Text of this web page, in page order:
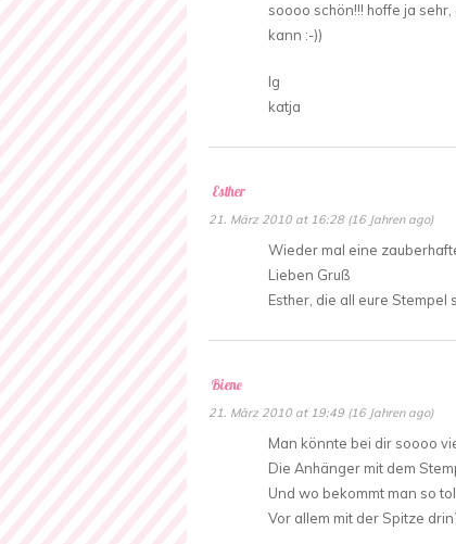
soooo schön!!! hoffe ja
kann :-))
lg
katja
Esther
21. März 2010 at 16:28 (16 Jahren ago)
Wieder mal eine
Lieben Gruß
Esther, die all eure
Biene
21. März 2010 at 19:49 (16 Jahren ago)
Man könnte bei dir soooo
Die Anhänger mit dem
Und wo bekommt man so
Vor allem mit der Spitze